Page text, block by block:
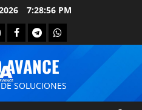
7:28:57 PM
SOLUCIONES